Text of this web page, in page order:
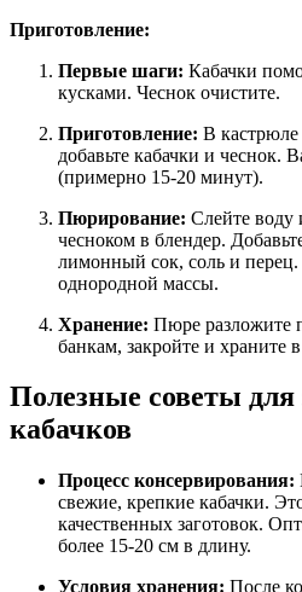
Приготовление:
Первые шаги: Кабачки
кусками. Чеснок очистите.
Приготовление: В кастрюле
добавьте кабачки и чеснок.
(примерно 15-20 минут).
Пюрирование: Слейте воду
чесноком в блендер.
лимонный сок, соль и
однородной массы.
Хранение: Пюре разложите
банкам, закройте и храните
Полезные советы для
кабачков
Процесс консервирования:
свежие, крепкие кабачки.
качественных заготовок.
более 15-20 см в длину.
Условия хранения: После